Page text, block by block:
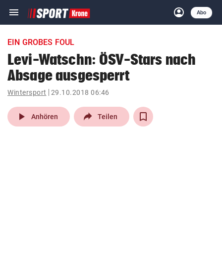
menu Navigation
ein-/ausklappen
account_circle
Anmelden
Abo
close Schließen
Abonnieren
account_circle Anmelden
pin_drop
Wien arrow_right
EIN GROBES FOUL
Levi-Watschn: ÖSV-Stars nach
Absage ausgesperrt
Wintersport 29.10.2018 06:46
play_arrow Anhören Teilen